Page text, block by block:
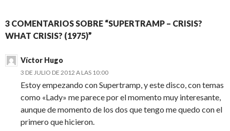
3 COMENTARIOS SOBRE “SUPERTRAMP – CRISIS?
WHAT CRISIS? (1975)”
Víctor Hugo
3 DE JULIO DE 2012 A LAS 10:00
Estoy empezando con Supertramp, y este disco, con temas
como «Lady» me parece por el momento muy interesante,
aunque de momento de los dos que tengo me quedo con el
primero que hicieron.